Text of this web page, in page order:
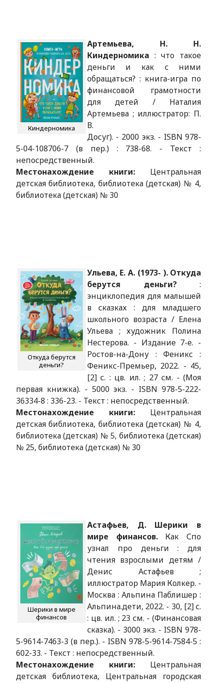
Киндерномика
Артемьева, Н. Н.
Киндерномика : что такое
деньги и как с ними
обращаться? : книга-игра по
финансовой грамотности
для детей / Наталия
Артемьева ; иллюстратор: П.
В.
Досуг). - 2000 экз. - ISBN 978-
5-04-108706-7 (в пер.) : 738-68. - Текст :
непосредственный.
Местонахождение книги: Центральная
детская библиотека, библиотека (детская) № 4,
библиотека (детская) № 30
Откуда берутся
деньги?
Ульева, Е. А. (1973- ). Откуда
берутся деньги?:
энциклопедия для малышей
в сказках : для младшего
школьного возраста / Елена
Ульева ; художник Полина
Нестерова. - Издание 7-е. -
Ростов-на-Дону : Феникс :
Феникс-Премьер, 2022. - 45,
[2] с. : цв. ил. ; 27 см. - (Моя
первая книжка). - 5000 экз. - ISBN 978-5-222-
36334-8 : 336-23. - Текст : непосредственный.
Местонахождение книги: Центральная
детская библиотека, библиотека (детская) № 4,
библиотека (детская) № 5, библиотека (детская)
№ 25, библиотека (детская) № 30
Шерики в мире
финансов
Астафьев, Д. Шерики в
мире финансов.Как Спо
узнал про деньги : для
чтения взрослыми детям /
Денис Астафьев ;
иллюстратор Мария Колкер. -
Москва : Альпина Паблишер :
Альпина.дети, 2022. - 30, [2] с.
: цв. ил. ; 23 см. - (Финансовая
сказка). - 3000 экз. - ISBN 978-
5-9614-7463-3 (в пер.). - ISBN 978-5-9614-7584-5 :
602-33. - Текст : непосредственный.
Местонахождение книги: Центральная
детская библиотека, Центральная городская